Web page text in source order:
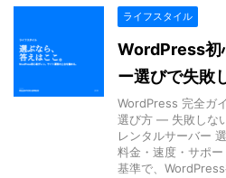
ライフスタイル
WordPress初
ー選びで失敗
WordPress 完全ガ
選び方 — 失敗しな
レンタルサーバー
料金・速度・サポ
基準で、